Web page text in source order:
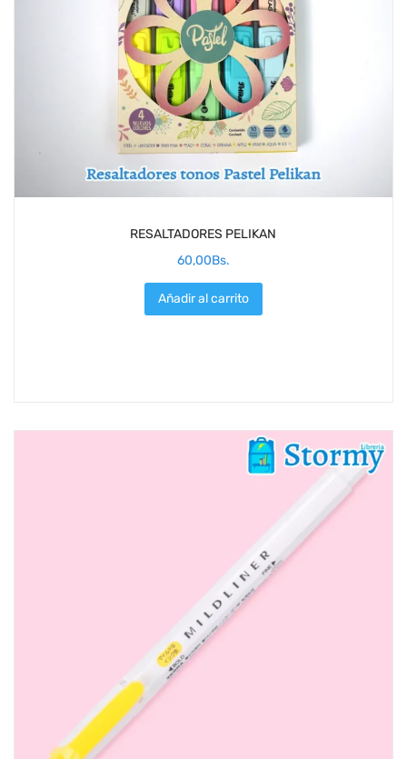
RESALTADORES PELIKAN
60,00Bs.
Añadir al carrito